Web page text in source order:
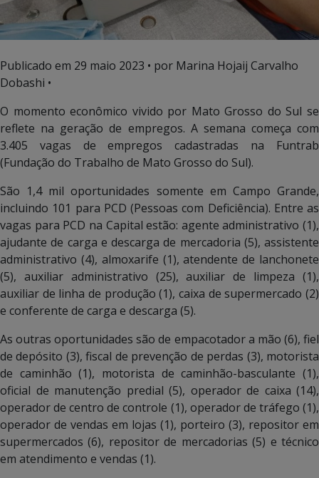
Publicado em 29 maio 2023 • por Marina Hojaij Carvalho
Dobashi •
O momento econômico vivido por Mato Grosso do Sul se
reflete na geração de empregos. A semana começa com
3.405 vagas de empregos cadastradas na Funtrab
(Fundação do Trabalho de Mato Grosso do Sul).
São 1,4 mil oportunidades somente em Campo Grande,
incluindo 101 para PCD (Pessoas com Deficiência). Entre as
vagas para PCD na Capital estão: agente administrativo (1),
ajudante de carga e descarga de mercadoria (5), assistente
administrativo (4), almoxarife (1), atendente de lanchonete
(5), auxiliar administrativo (25), auxiliar de limpeza (1),
auxiliar de linha de produção (1), caixa de supermercado (2)
e conferente de carga e descarga (5).
As outras oportunidades são de empacotador a mão (6), fiel
de depósito (3), fiscal de prevenção de perdas (3), motorista
de caminhão (1), motorista de caminhão-basculante (1),
oficial de manutenção predial (5), operador de caixa (14),
operador de centro de controle (1), operador de tráfego (1),
operador de vendas em lojas (1), porteiro (3), repositor em
supermercados (6), repositor de mercadorias (5) e técnico
em atendimento e vendas (1).